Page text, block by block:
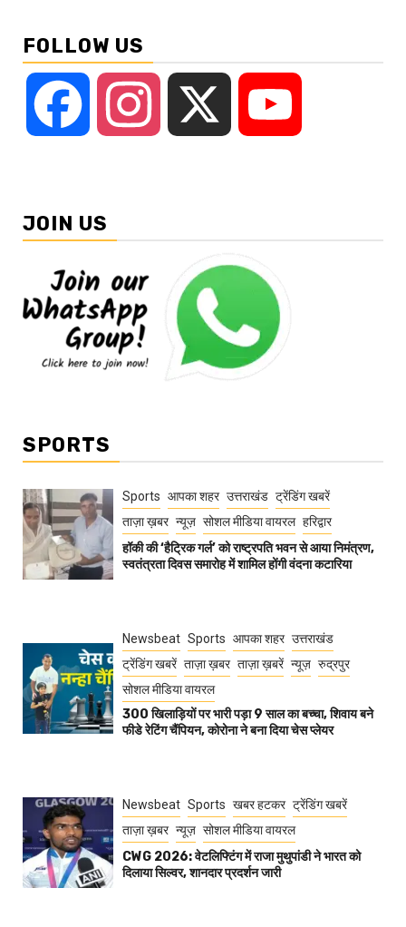
FOLLOW US
Facebook Instagram
JOIN US
SPORTS
Sports आपका शहर उत्तराखंड ट्रेंडिंग खबरें
ताज़ा ख़बर न्यूज़ सोशल मीडिया वायरल हरिद्वार
हॉकी की ‘हैट्रिक गर्ल’ को राष्ट्रपति भवन से आया निमंत्रण,
स्वतंत्रता दिवस समारोह में शामिल होंगी वंदना कटारिया
Newsbeat Sports आपका शहर उत्तराखंड
ट्रेंडिंग खबरें ताज़ा ख़बर ताज़ा ख़बरें न्यूज़ रुद्रपुर
सोशल मीडिया वायरल
300 खिलाड़ियों पर भारी पड़ा 9 साल का बच्चा, शिवाय बने
फीडे रेटिंग चैंपियन, कोरोना ने बना दिया चेस प्लेयर
Newsbeat Sports खबर हटकर ट्रेंडिंग खबरें
ताज़ा ख़बर न्यूज़ सोशल मीडिया वायरल
CWG 2026: वेटलिफ्टिंग में राजा मुथुपांडी ने भारत को
दिलाया सिल्वर, शानदार प्रदर्शन जारी